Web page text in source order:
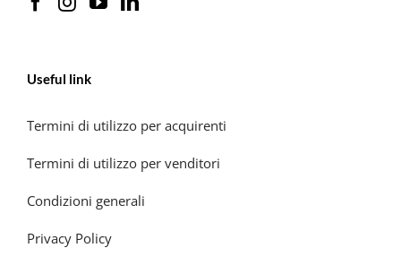
Useful link
Termini di utilizzo per acquirenti
Termini di utilizzo per venditori
Condizioni generali
Privacy Policy